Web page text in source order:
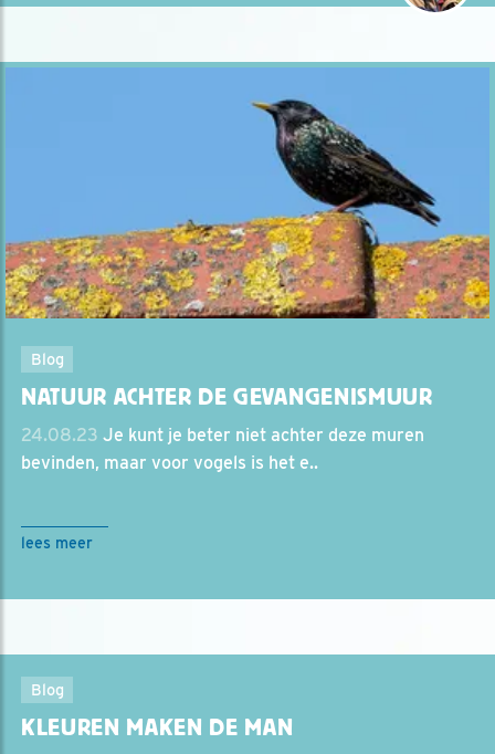
Blog
NATUUR ACHTER DE GEVANGENISMUUR
24.08.23 Je kunt je beter niet achter deze muren
bevinden, maar voor vogels is het e..
lees meer
Blog
KLEUREN MAKEN DE MAN